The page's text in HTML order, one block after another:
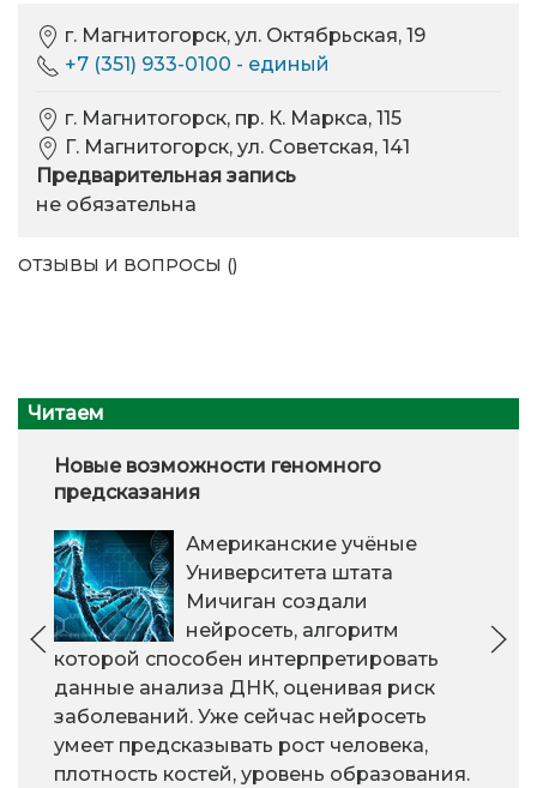
г. Магнитогорск, ул. Октябрьская, 19
+7 (351) 933-0100 - единый
г. Магнитогорск, пр. К. Маркса, 115
Г. Магнитогорск, ул. Советская, 141
Предварительная запись
не обязательна
ОТЗЫВЫ И ВОПРОСЫ ()
Читаем
Новые возможности геномного
предсказания
Американские учёные
Университета штата
Мичиган создали
нейросеть, алгоритм
которой способен интерпретировать
данные анализа ДНК, оценивая риск
заболеваний. Уже сейчас нейросеть
умеет предсказывать рост человека,
плотность костей, уровень образования.